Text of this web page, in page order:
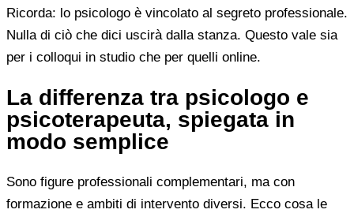
Ricorda: lo psicologo è vincolato al segreto professionale.
Nulla di ciò che dici uscirà dalla stanza. Questo vale sia
per i colloqui in studio che per quelli online.
La differenza tra psicologo e
psicoterapeuta, spiegata in
modo semplice
Sono figure professionali complementari, ma con
formazione e ambiti di intervento diversi. Ecco cosa le